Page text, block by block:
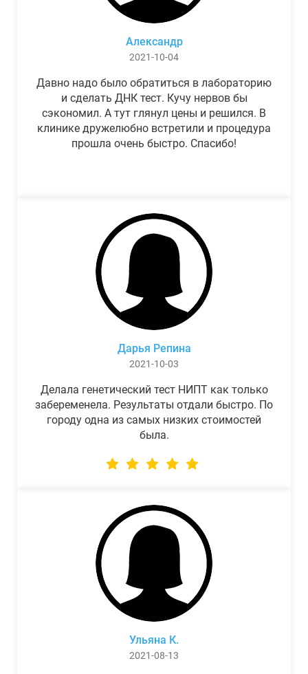
Александр
2021-10-04
Давно надо было обратиться в лабораторию
и сделать ДНК тест. Кучу нервов бы
сэкономил. А тут глянул цены и решился. В
клинике дружелюбно встретили и процедура
прошла очень быстро. Спасибо!
Дарья Репина
2021-10-03
Делала генетический тест НИПТ как только
забеременела. Результаты отдали быстро. По
городу одна из самых низких стоимостей
была.
Ульяна К.
2021-08-13